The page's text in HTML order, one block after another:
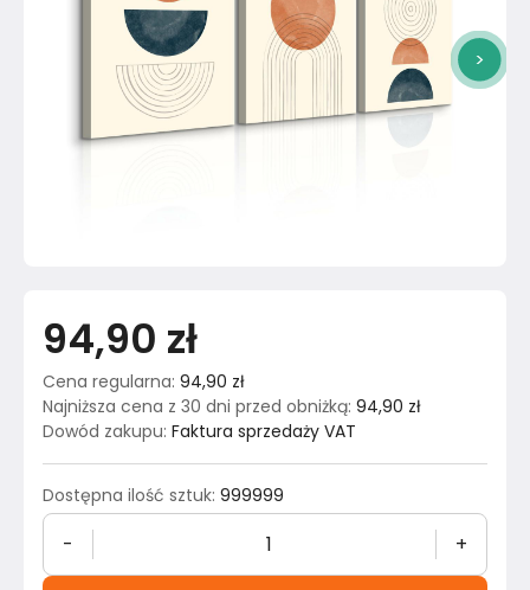
>
94,90 zł
Cena regularna: 94,90 zł
Najniższa cena z 30 dni przed obniżką: 94,90 zł
Dowód zakupu: Faktura sprzedaży VAT
Dostępna ilość sztuk: 999999
- +